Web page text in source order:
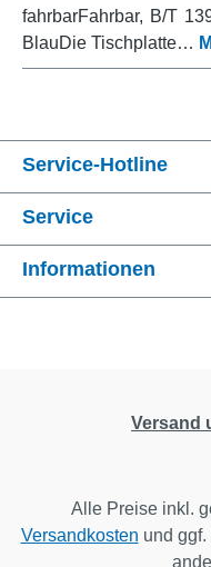
fahrbarFahrbar, B/T
BlauDie Tischplatte…
Service-Hotline
Service
Informationen
Versand
Alle Preise inkl.
Versandkosten und